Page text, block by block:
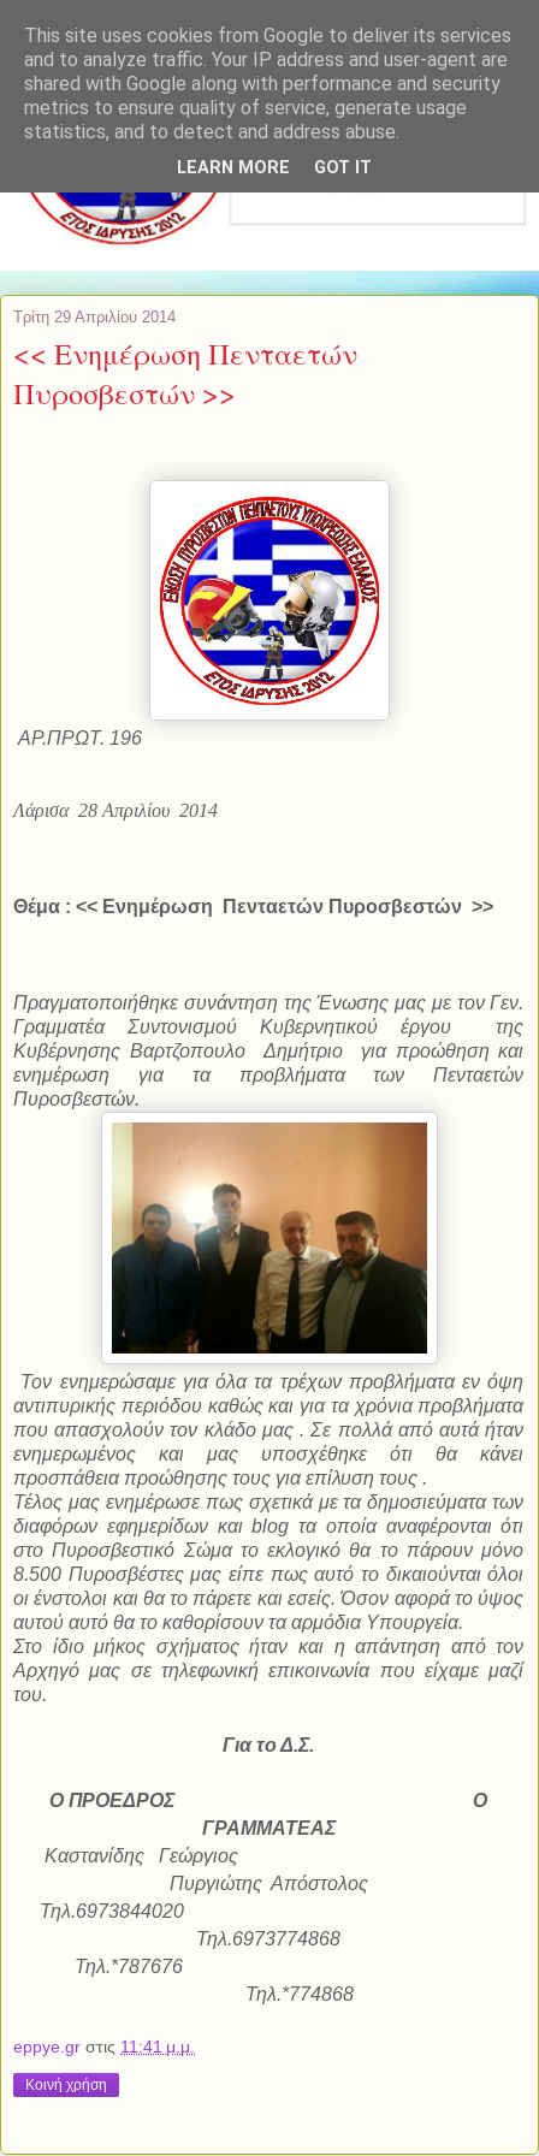
Τρίτη 29 Απριλίου 2014
<< Ενημέρωση Πενταετών
Πυροσβεστών >>
ΑΡ.ΠΡΩΤ. 196
Λάρισα 28 Απριλίου 2014
Θέμα : << Ενημέρωση Πενταετών Πυροσβεστών >>
Πραγματοποιήθηκε συνάντηση της Ένωσης μας με τον Γεν.
Γραμματέα Συντονισμού Κυβερνητικού έργου
της
Κυβέρνησης Βαρτζοπουλο
Δημήτριο
για προώθηση και
ενημέρωση για τα προβλήματα των Πενταετών
Πυροσβεστών.
Τον ενημερώσαμε για όλα τα τρέχων προβλήματα εν όψη
αντιπυρικής περιόδου καθώς και για τα χρόνια προβλήματα
που απασχολούν τον κλάδο μας . Σε πολλά από αυτά ήταν
ενημερωμένος και μας υποσχέθηκε ότι θα κάνει
προσπάθεια προώθησης τους για επίλυση τους .
Τέλος μας ενημέρωσε πως σχετικά με τα δημοσιεύματα των
διαφόρων εφημερίδων καιblog τα οποία αναφέρονται ότι
στο Πυροσβεστικό Σώμα το εκλογικό θα το πάρουν μόνο
8.500 Πυροσβέστες μας είπε πως αυτό το δικαιούνται όλοι
οι ένστολοι και θα το πάρετε και εσείς. Όσον αφορά το ύψος
αυτού αυτό θα το καθορίσουν τα αρμόδια Υπουργεία.
Στο ίδιο μήκος σχήματος ήταν και η απάντηση από τον
Αρχηγό μας σε τηλεφωνική επικοινωνία που είχαμε μαζί
του.
Για το Δ.Σ.
Ο ΠΡΟΕΔΡΟΣ
Ο
ΓΡΑΜΜΑΤΕΑΣ
Καστανίδης
Γεώργιος
Πυργιώτης Απόστολος
Τηλ.6973844020
Τηλ.6973774868
Τηλ.*787676
Τηλ.*774868
eppye.gr στις 11:41 μ.μ.
Κοινή χρήση
This site uses cookies from Google to deliver its services
and to analyze traffic. Your IP address and user-agent are
shared with Google along with performance and security
metrics to ensure quality of service, generate usage
statistics, and to detect and address abuse.
LEARN MORE GOT IT